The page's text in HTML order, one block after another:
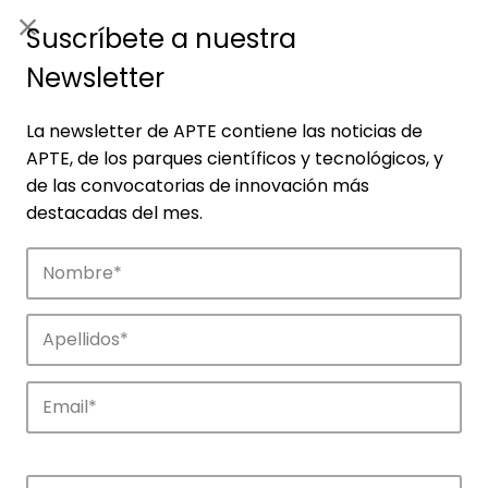
Empresas
Descubre las empresas que impulsan la
innovación en los parques de APTE.
Suscríbete a nuestra
Newsletter
La newsletter de APTE contiene las noticias de
APTE, de los parques científicos y tecnológicos, y
de las convocatorias de innovación más
destacadas del mes.